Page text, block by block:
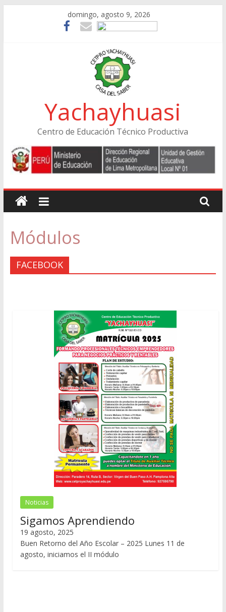
domingo, agosto 9, 2026
Yachayhuasi
Centro de Educación Técnico Productiva
Módulos
FACEBOOK
Noticias
Sigamos Aprendiendo
19 agosto, 2025
Buen Retorno del Año Escolar – 2025 Lunes 11 de
agosto, iniciamos el II módulo